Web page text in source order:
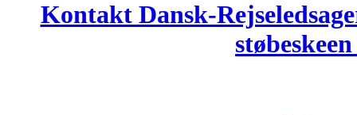
Kontakt Dansk-